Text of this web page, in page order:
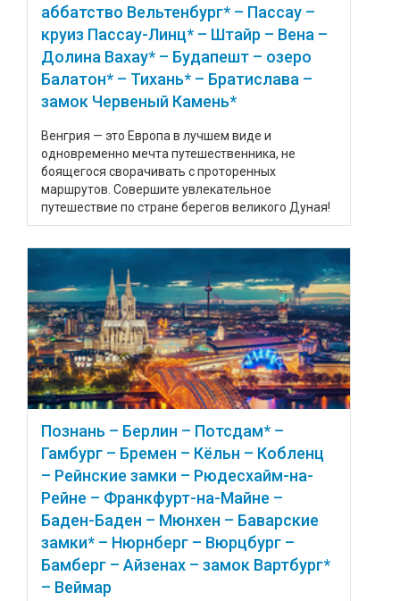
аббатство Вельтенбург* – Пассау –
круиз Пассау-Линц* – Штайр – Вена –
Долина Вахау* – Будапешт – озеро
Балатон* – Тихань* – Братислава –
замок Червеный Камень*
Венгрия — это Европа в лучшем виде и
одновременно мечта путешественника, не
боящегося сворачивать с проторенных
маршрутов. Совершите увлекательное
путешествие по стране берегов великого Дуная!
Познань – Берлин – Потсдам* –
Гамбург – Бремен – Кёльн – Кобленц
– Рейнские замки – Рюдесхайм-на-
Рейне – Франкфурт-на-Майне –
Баден-Баден – Мюнхен – Баварские
замки* – Нюрнберг – Вюрцбург –
Бамберг – Айзенах – замок Вартбург*
– Веймар